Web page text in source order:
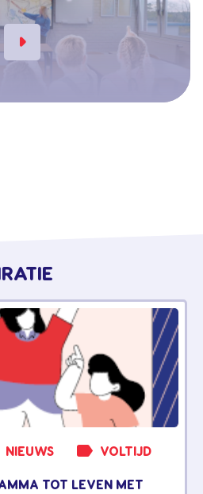
NIEUWS
VOLTIJD
TOT LEVEN MET